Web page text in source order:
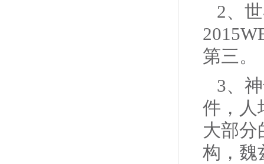
2、
第三。
3、
件，人
大部分
构，魏